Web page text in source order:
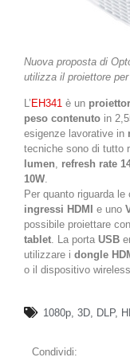
Nuova proposta di
utilizza il proiettore
L’ EH341 è un
peso contenuto in
esigenze lavorative in
tecniche sono di tutto
lumen, refresh rate
10W.
Per quanto riguarda
ingressi HDMI
e uno
possibile proiettare
tablet. La porta USB
utilizzare i dongle
o il dispositivo
1080p 3D DLP,
Condividi: